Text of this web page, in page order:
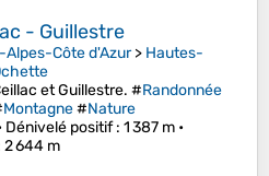
- Guillestre
Côte d'Azur> Hautes-
et Guillestre. #Randonnée
Montagne#Nature
Dénivelé positif: 1 387 m •
2 644 m